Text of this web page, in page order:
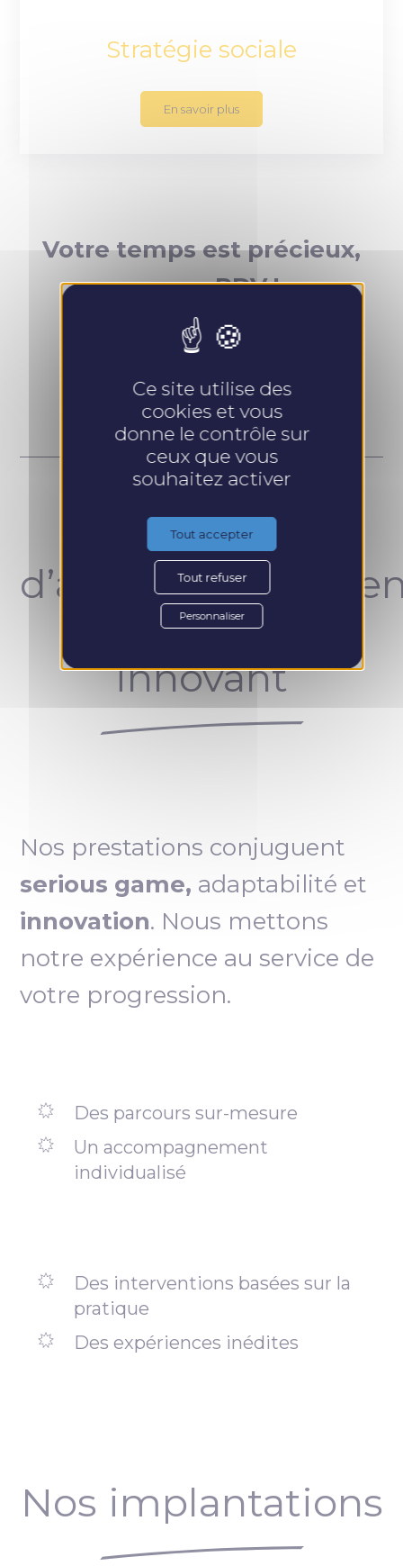
Stratégie sociale
En savoir plus
Votre temps est précieux,
prenez RDV !
Un concept
unique et
innovant
Nos prestations conjuguent
serious game, adaptabilité et
innovation. Nous mettons
notre expérience au service de
votre progression.
Des parcours sur-mesure
Un accompagnement
individualisé
Des interventions basées sur la
pratique
Des expériences inédites
Nos implantations
Ce site utilise des
cookies et vous
donne le contrôle sur
ceux que vous
souhaitez activer
Tout accepter
Tout refuser
Personnaliser